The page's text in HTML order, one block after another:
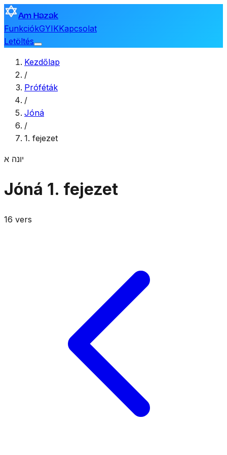
Am Hazak
FunkciókGYIKKapcsolat
Letöltés
Kezdőlap
/
Próféták
/
Jóná
/
1. fejezet
יונה א
Jóná 1. fejezet
16 vers